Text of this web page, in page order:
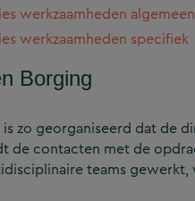
werkzaamheden algemeen
werkzaamheden specifiek
Borging
zo georganiseerd dat de
de contacten met de
teams